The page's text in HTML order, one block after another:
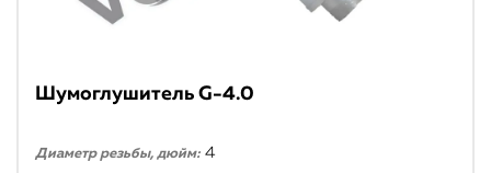
Шумоглушитель G-4.0
Диаметр резьбы, дюйм: 4